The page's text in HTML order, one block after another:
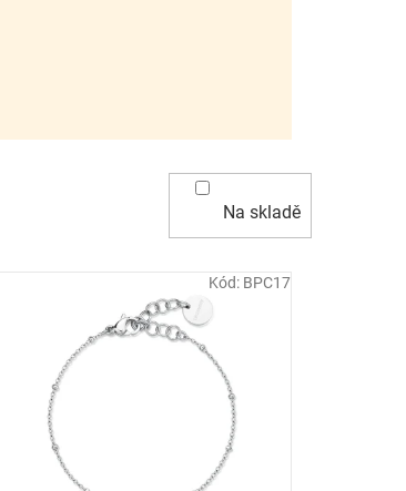
Na skladě
Kód: BPC17